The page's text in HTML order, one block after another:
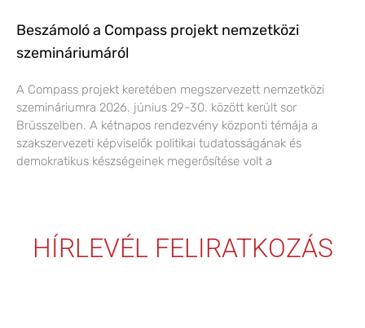
Beszámoló a Compass projekt nemzetközi
szemináriumáról
A Compass projekt keretében megszervezett nemzetközi
szemináriumra 2026. június 29-30. között került sor
Brüsszelben. A kétnapos rendezvény központi témája a
szakszervezeti képviselők politikai tudatosságának és
demokratikus készségeinek megerősítése volt a
HÍRLEVÉL FELIRATKOZÁS